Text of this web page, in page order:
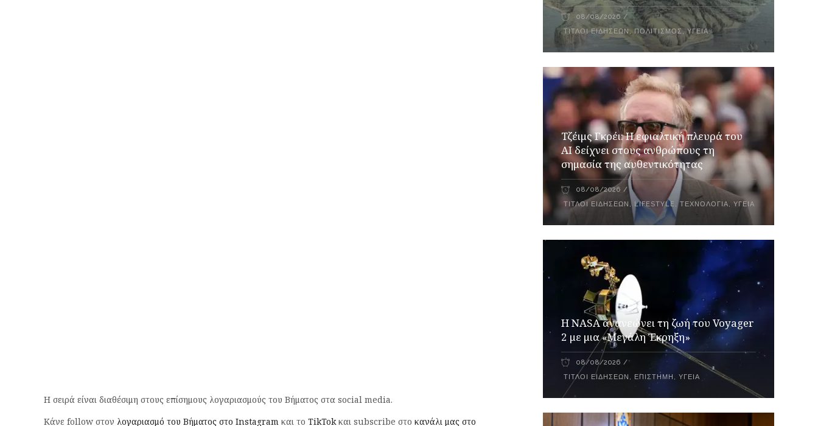
Η σειρά είναι διαθέσιμη στους επίσημους λογαριασμούς του Βήματος στα social media.
Κάνε follow στον λογαριασμό του Βήματος στο Instagram και το TikTokκαι subscribe στο κανάλι μας στο
08/08/2026
ΤΊΤΛΟΙ ΕΙΔΉΣΕΩΝ,ΠΟΛΙΤΙΣΜΌΣ,ΥΓΕΊΑ
Τζέιμς Γκρέι: H εφιαλτική πλευρά του
ΑI δείχνει στους ανθρώπους τη
σημασία της αυθεντικότητας
08/08/2026
ΤΊΤΛΟΙ ΕΙΔΉΣΕΩΝ , LIFESTYLE ,ΤΕΧΝΟΛΟΓΊΑ,ΥΓΕΊΑ
H NASA ανανεώνει τη ζωή του Voyager
2 με μια «Μεγάλη Έκρηξη»
08/08/2026
ΤΊΤΛΟΙ ΕΙΔΉΣΕΩΝ , ΕΠΙΣΤΉΜΗ ,ΥΓΕΊΑ